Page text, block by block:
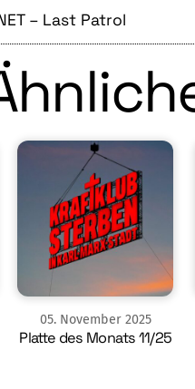
– Last Patrol
05. November 2025
Platte des Monats 11/25